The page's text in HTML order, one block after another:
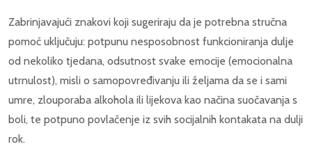
Zabrinjavajući znakovi koji sugeriraju da je potrebna stručna
pomoć uključuju: potpunu nesposobnost funkcioniranja dulje
od nekoliko tjedana, odsutnost svake emocije (emocionalna
utrnulost), misli o samopovređivanju ili željama da se i sami
umre, zlouporaba alkohola ili lijekova kao načina suočavanja s
boli, te potpuno povlačenje iz svih socijalnih kontakata na dulji
rok.